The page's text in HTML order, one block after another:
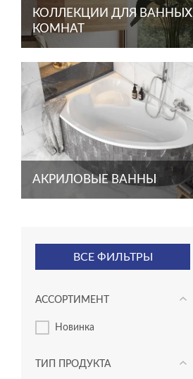
КОЛЛЕКЦИИ ДЛЯ ВАННЫХ
КОМНАТ
АКРИЛОВЫЕ ВАННЫ
ВСЕ ФИЛЬТРЫ
АССОРТИМЕНТ
новинка
ТИП ПРОДУКТА